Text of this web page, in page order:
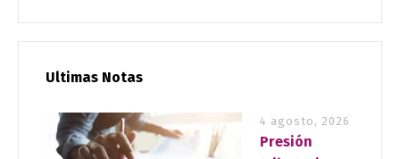
Ultimas Notas
4 agosto, 2026
Presión